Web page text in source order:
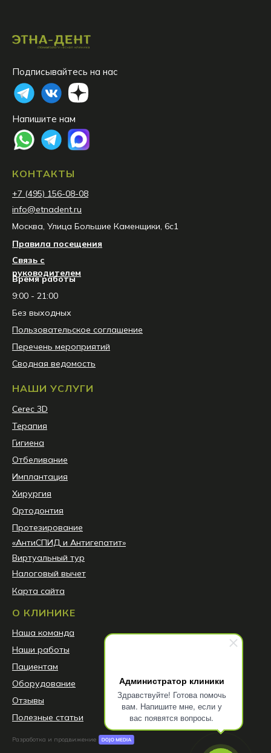
Администратор клиники
Здравствуйте! Готова помочь
вам. Напишите мне, если у
вас появятся вопросы.
О КЛИНИКЕ
Наша команда
Наши работы
Пациентам
Оборудование
Отзывы
Полезные статьи
НАШИ УСЛУГИ
Разработка и продвижение
Сerec 3D
Терапия
Гигиена
Отбеливание
Имплантация
Хирургия
Ортодонтия
Протезирование
«АнтиСПИД и Антигепатит»
Виртуальный тур
КОНТАКТЫ
info@etnadent.ru
Москва, Улица Большие Каменщики, 6с1
+7 (495) 156-08-08
Подписывайтесь на нас
Напишите нам
Налоговый вычет
Правила посещения
Связь с
руководителем
Время работы
9:00 - 21:00
Без выходных
Пользовательское соглашение
Перечень мероприятий
Сводная ведомость
Карта сайта